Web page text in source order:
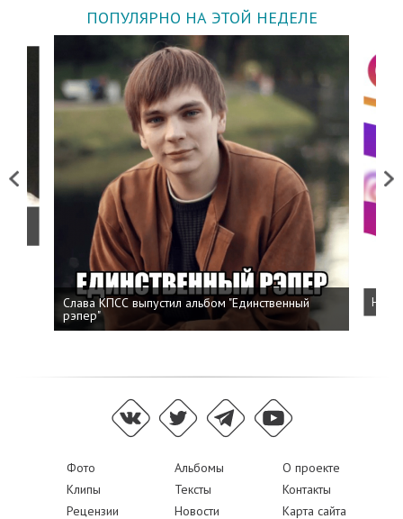
ПОПУЛЯРНО НА ЭТОЙ НЕДЕЛЕ
Previous
Слава КПСС выпустил альбом "Единственный
рэпер"
Next
Фото Альбомы
О проекте
Клипы
Тексты
Контакты
Рецензии
Новости Карта сайта